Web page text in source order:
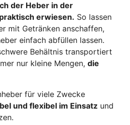
der Heber in der
erwiesen. So lassen
mit Getränken anschaffen,
einfach abfüllen lassen.
Behältnis transportiert
nur kleine Mengen, die
für viele Zwecke
und flexibel im Einsatz und